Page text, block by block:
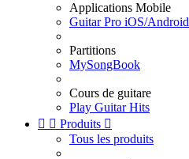
Applications Mobile
Guitar Pro iOS/Android
Partitions
MySongBook
Cours de guitare
Play Guitar Hits
  Produits 
Tous les produits